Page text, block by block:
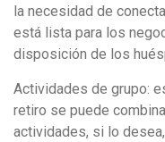
la necesidad de
está lista para los
disposición de los
Actividades de grupo:
retiro se puede
actividades, si lo